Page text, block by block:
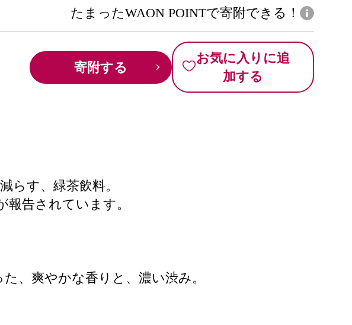
たまったWAON POINTで寄附できる！
寄附する
お気に入りに追
加する
らす、緑茶飲料。
告されています。
、爽やかな香りと、濃い渋み。